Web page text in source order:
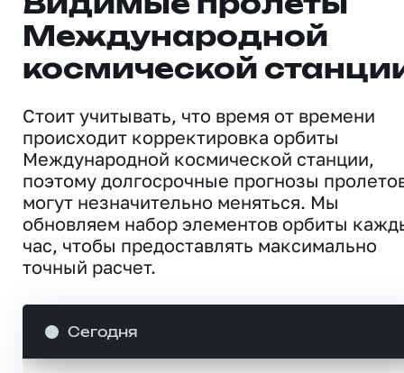
Видимые пролеты
Международной
космической
Стоит учитывать, что время от времени
происходит корректировка орбиты
Международной космической станции,
поэтому долгосрочные прогнозы
могут незначительно меняться. Мы
обновляем набор элементов орбиты
час, чтобы предоставлять максимально
точный расчет.
Сегодня